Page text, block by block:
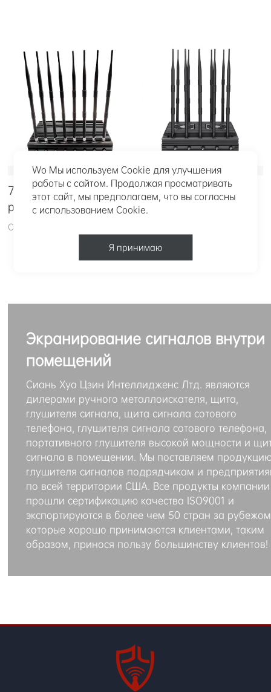
7/24 Непрерывная
работа
Серия PDY-802P
Мини скрытые
антенны Des
Экранирование сигналов внутри
помещений
Сиань Хуа Цзин Интеллидженс Лтд. являются
дилерами ручного металлоискателя, щита,
глушителя сигнала, щита сигнала сотового
телефона, глушителя сигнала сотового телефона,
портативного глушителя высокой мощности и
сигнала в помещении. Мы поставляем
глушителя сигналов подрядчикам и
по всей территории США. Все продукты компании
прошли сертификацию качества ISO9001 и
экспортируются в более чем 50 стран за
которые хорошо принимаются клиентами, таким
образом, принося пользу большинству клиентов!
Wo Мы используем Cookie для улучшения
работы с сайтом. Продолжая просматривать
этот сайт, мы предполагаем, что вы согласны
с использованием Cookie.
Я принимаю